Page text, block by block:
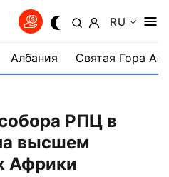
RU
Албания Святая Гора
РПЦ в
высшем
Африки